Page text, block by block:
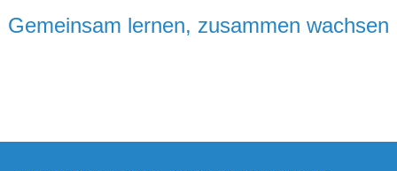
Gemeinsam lernen, zusammen wachsen